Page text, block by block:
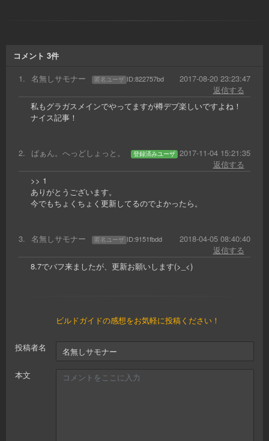
コメント 3件
1. 名無しサモナー 匿名ユーザ ID:822757bd
2017-08-20 23:23:47
返信する
私もグラガスメインでやってますが樽デブ楽しいですよね！
ナイス記事！
2. ばぁん。へっどしょっと。 登録済みユーザ 2017-11-04 15:21:35
返信する
>> 1
ありがとうございます。
今でもちょくちょく更新してるのでよかったら。
3. 名無しサモナー 匿名ユーザ ID:9151fbdd
2018-04-05 08:40:40
返信する
8.7でバフ来ましたが、更新お願いします(>_<)
ビルドガイドの感想をお気軽に投稿ください！
投稿者名
本文